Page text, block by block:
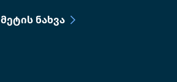
ᲛᲔᲢᲘᲡ ᲜᲐᲮᲕᲐ